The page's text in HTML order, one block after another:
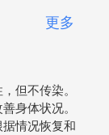
更多
但不传染。
身体状况。
情况恢复和